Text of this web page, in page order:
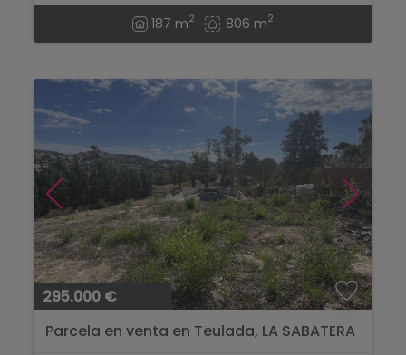
187 m2 806 m2
295.000 €
Parcela en venta en Teulada, LA SABATERA